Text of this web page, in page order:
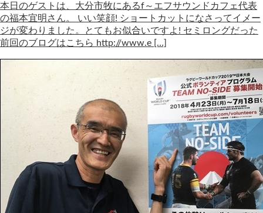
本日のゲストは、大分市牧にあるf～エフサウンドカフェ代表
の福本宜明さん。 いい笑顔! ショートカットになさってイメー
ジが変わりました。とてもお似合いですよ! セミロングだった
前回のブログはこちら http://www.e […]